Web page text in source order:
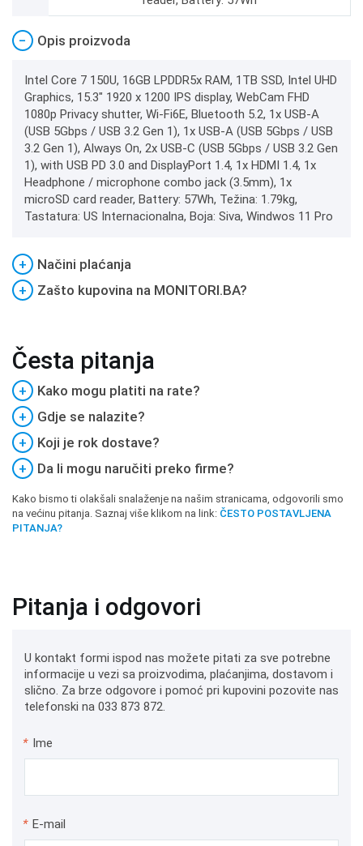
− Opis proizvoda
Intel Core 7 150U, 16GB LPDDR5x RAM, 1TB SSD, Intel UHD
Graphics, 15.3" 1920 x 1200 IPS display, WebCam FHD
1080p Privacy shutter, Wi-Fi6E, Bluetooth 5.2, 1x USB-A
(USB 5Gbps / USB 3.2 Gen 1), 1x USB-A (USB 5Gbps / USB
3.2 Gen 1), Always On, 2x USB-C (USB 5Gbps / USB 3.2 Gen
1), with USB PD 3.0 and DisplayPort 1.4, 1x HDMI 1.4, 1x
Headphone / microphone combo jack (3.5mm), 1x
microSD card reader, Battery: 57Wh, Težina: 1.79kg,
Tastatura: US Internacionalna, Boja: Siva, Windwos 11 Pro
+
Načini plaćanja
+
Zašto kupovina na MONITORI.BA?
Česta pitanja
+
Kako mogu platiti na rate?
+
Gdje se nalazite?
+
Koji je rok dostave?
+
Da li mogu naručiti preko firme?
Kako bismo ti olakšali snalaženje na našim stranicama, odgovorili smo
na većinu pitanja. Saznaj više klikom na link: ČESTO POSTAVLJENA
PITANJA?
Pitanja i odgovori
U kontakt formi ispod nas možete pitati za sve potrebne
informacije u vezi sa proizvodima, plaćanjima, dostavom i
slično. Za brze odgovore i pomoć pri kupovini pozovite nas
telefonski na 033 873 872.
* Ime
* E-mail